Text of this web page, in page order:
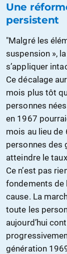
Une
persistent
"Malgré les
suspension »,
s’appliquer
Ce décalage
mois plus tôt
personnes
en 1967
mois au lieu de
personnes des
atteindre le
Ce n’est pas
fondements de
cause. La
toute les
aujourd’hui
génération